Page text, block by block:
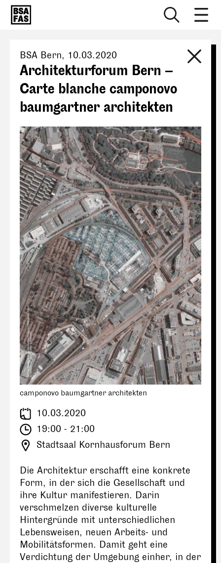
BSA Bern, 10.03.2020
Architekturforum Bern –
Carte blanche camponovo
baumgartner architekten
camponovo baumgartner architekten
10.03.2020
19:00 - 21:00
Stadtsaal Kornhausforum Bern
Die Architektur erschafft eine konkrete
Form, in der sich die Gesellschaft und
ihre Kultur manifestieren. Darin
verschmelzen diverse kulturelle
Hintergründe mit unterschiedlichen
Lebensweisen, neuen Arbeits- und
Mobilitätsformen. Damit geht eine
Verdichtung der Umgebung einher, in der